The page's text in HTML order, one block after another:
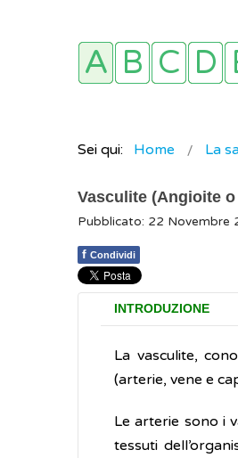
Sei qui: Home La
Vasculite (Angioite
Pubblicato: 22 Novembre
f Condividi
INTRODUZIONE
La vasculite,
(arterie, vene e
Le arterie sono i
tessuti